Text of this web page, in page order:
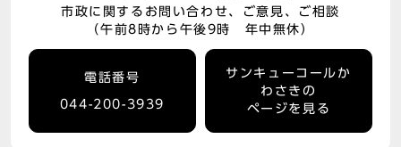
市政に関するお問い合わせ、ご意見、ご相談
（午前8時から午後9時 年中無休）
電話番号
044-200-3939
サンキューコールか
わさきの
ページを見る